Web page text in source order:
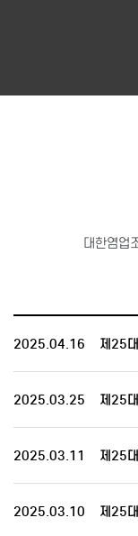
대한염업
제25
2025.04.16
제25
2025.03.25
제25
2025.03.11
제25
2025.03.10